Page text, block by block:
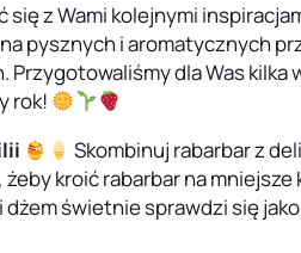
z Wami kolejnymi
pysznych i aromatycznych
dla Was kilka
rok!
Skombinuj rabarbar z
kroić rabarbar na mniejsze
świetnie sprawdzi się